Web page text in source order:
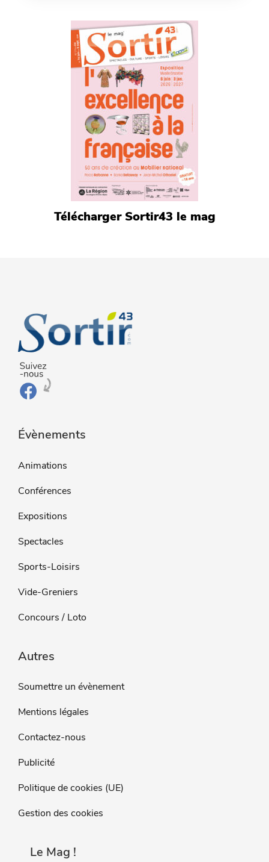
Télécharger Sortir43 le mag
Évènements
Animations
Conférences
Expositions
Spectacles
Sports-Loisirs
Vide-Greniers
Concours / Loto
Autres
Soumettre un évènement
Mentions légales
Contactez-nous
Publicité
Politique de cookies (UE)
Gestion des cookies
Le Mag !